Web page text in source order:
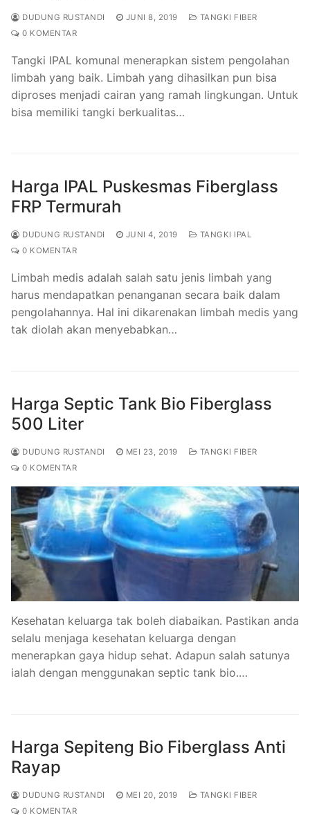
DUDUNG RUSTANDI JUNI 8, 2019
TANGKI FIBER
0 KOMENTAR
Tangki IPAL komunal menerapkan sistem pengolahan
limbah yang baik. Limbah yang dihasilkan pun bisa
diproses menjadi cairan yang ramah lingkungan. Untuk
bisa memiliki tangki berkualitas…
Harga IPAL Puskesmas Fiberglass
FRP Termurah
DUDUNG RUSTANDI JUNI 4, 2019
TANGKI IPAL
0 KOMENTAR
Limbah medis adalah salah satu jenis limbah yang
harus mendapatkan penanganan secara baik dalam
pengolahannya. Hal ini dikarenakan limbah medis yang
tak diolah akan menyebabkan…
Harga Septic Tank Bio Fiberglass
500 Liter
DUDUNG RUSTANDI MEI 23, 2019
TANGKI FIBER
0 KOMENTAR
Kesehatan keluarga tak boleh diabaikan. Pastikan anda
selalu menjaga kesehatan keluarga dengan
menerapkan gaya hidup sehat. Adapun salah satunya
ialah dengan menggunakan septic tank bio.…
Harga Sepiteng Bio Fiberglass Anti
Rayap
DUDUNG RUSTANDI MEI 20, 2019
TANGKI FIBER
0 KOMENTAR